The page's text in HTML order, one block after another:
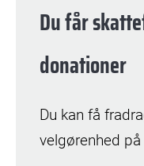
Du får
donationer
Du kan få
velgørenhed